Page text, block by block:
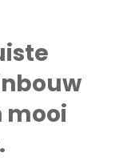
mooi